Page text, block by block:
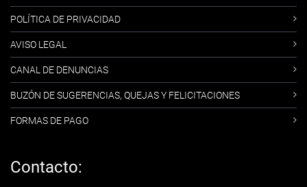
POLÍTICA DE PRIVACIDAD
AVISO LEGAL
CANAL DE DENUNCIAS
BUZÓN DE SUGERENCIAS, QUEJAS Y FELICITACIONES
FORMAS DE PAGO
Contacto: